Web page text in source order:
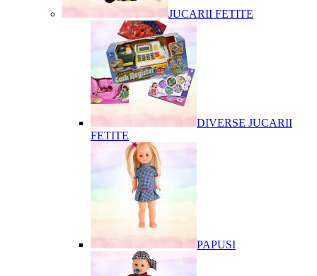
JUCARII FETITE
DIVERSE JUCARII
FETITE
PAPUSI